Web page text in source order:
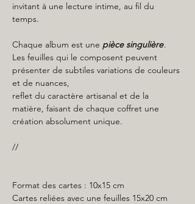
invitant à une lecture intime, au fil du
temps.
Chaque album est une pièce singulière.
Les feuilles qui le composent peuvent
présenter de subtiles variations de couleurs
et de nuances,
reflet du caractère artisanal et de la
matière, faisant de chaque coffret une
création absolument unique.
//
Format des cartes : 10x15 cm
Cartes reliées avec une feuilles 15x20 cm